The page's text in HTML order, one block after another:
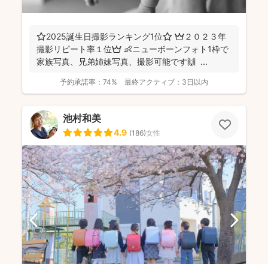
⭐️2025誕生日撮影ランキング1位⭐️ 👑２０２３年
撮影リピート率１位👑 👶ニューボーンフォト1枠で
家族写真、兄弟姉妹写真、撮影可能です🙌 ...
予約承諾率： 74% 最終アクティブ： 3日以内
池村和美
4.9 (186)女性